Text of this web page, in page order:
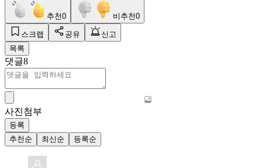
추천0 비추천0
스크랩 공유
신고
목록
댓글8
사진첨부
등록
추천순
최신순 등록순